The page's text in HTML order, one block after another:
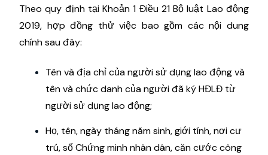
Theo quy định tại Khoản 1 Điều 21 Bộ luật Lao động
2019, hợp đồng thử việc bao gồm các nội dung
chính sau đây:
Tên và địa chỉ của người sử dụng lao động và
tên và chức danh của người đã ký HĐLĐ từ
người sử dụng lao động;
Họ, tên, ngày tháng năm sinh, giới tính, nơi cư
trú, số Chứng minh nhân dân, căn cước công